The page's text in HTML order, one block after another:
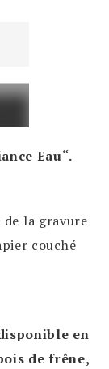
Eau“.
la gravure
couché
en
de frêne,